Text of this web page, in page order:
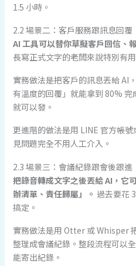
1.5 小時。
2.2 場景二：客戶服務跟訊息回覆
AI 工具可以替你草擬客戶回信、
長寫正式文字的老闆來說特別有用
實務做法是把客戶的訊息丟給 AI
有溫度的回覆」就能拿到 80%
就可以發。
更進階的做法是用 LINE 官方帳
見問題完全不用人工介入。
2.3 場景三：會議紀錄跟會後跟進
把錄音轉成文字之後丟給 AI，它
辦清單、責任歸屬」。 過去要花
搞定。
實務做法是用 Otter 或 Whisper
整理成會議紀錄。整段流程可以
能寄出紀錄。